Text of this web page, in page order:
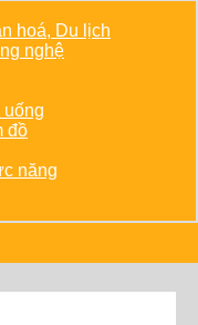
hoá, Du lịch
nghệ
đồ
năng